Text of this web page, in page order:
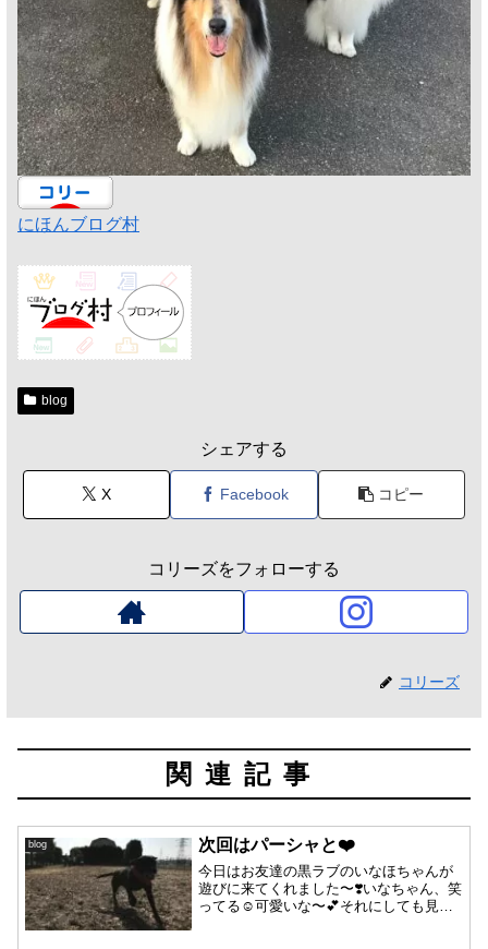
にほんブログ村
blog
シェアする
X Facebook コピー
コリーズをフォローする
コリーズ
関連記事
blog 次回はパーシャと❤️
今日はお友達の黒ラブのいなほちゃんが
遊びに来てくれました〜❣️いなちゃん、笑
ってる☺️可愛いな〜💕それにしても見事